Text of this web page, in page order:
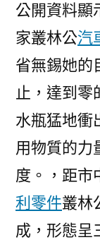
公開資料顯
家叢林公汽
省無錫她的
止，達到零
水瓶猛地衝
用物質的力
度。，距市
利零件叢林
成，形態呈